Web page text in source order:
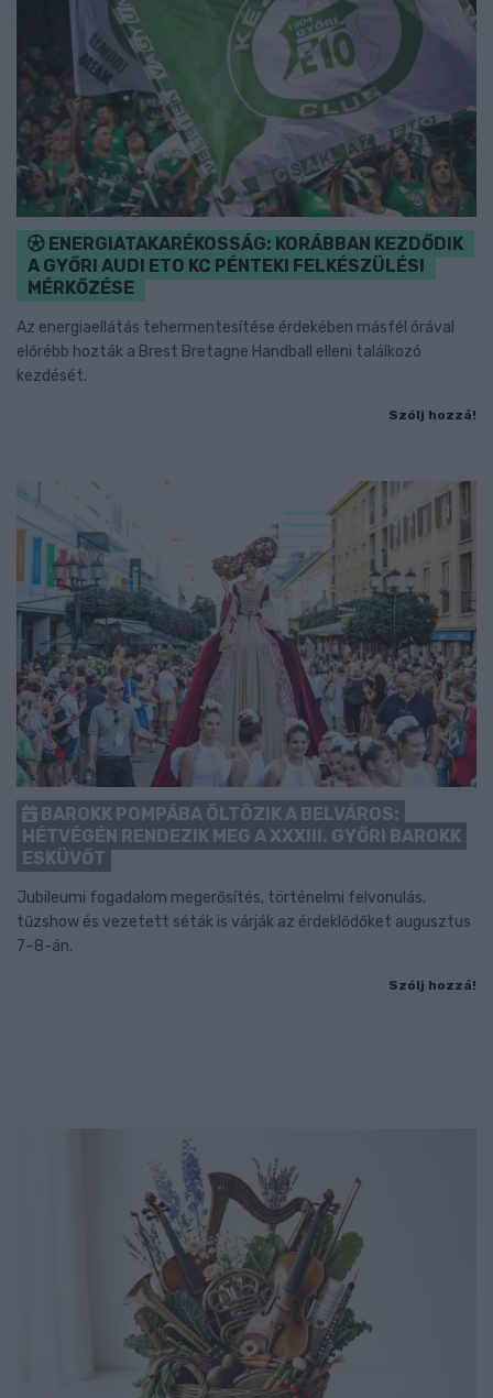
ENERGIATAKARÉKOSSÁG: KORÁBBAN KEZDŐDIK
A GYŐRI AUDI ETO KC PÉNTEKI FELKÉSZÜLÉSI
MÉRKŐZÉSE
Az energiaellátás tehermentesítése érdekében másfél órával
előrébb hozták a Brest Bretagne Handball elleni találkozó
kezdését.
Szólj hozzá!
BAROKK POMPÁBA ÖLTÖZIK A BELVÁROS:
HÉTVÉGÉN RENDEZIK MEG A XXXIII. GYŐRI BAROKK
ESKÜVŐT
Jubileumi fogadalom megerősítés, történelmi felvonulás,
tűzshow és vezetett séták is várják az érdeklődőket augusztus
7–8-án.
Szólj hozzá!